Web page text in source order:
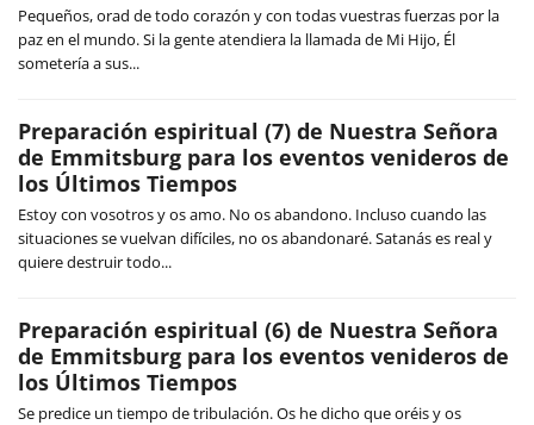
Pequeños, orad de todo corazón y con todas vuestras fuerzas por la
paz en el mundo. Si la gente atendiera la llamada de Mi Hijo, Él
sometería a sus...
Preparación espiritual (7) de Nuestra Señora
de Emmitsburg para los eventos venideros de
los Últimos Tiempos
Estoy con vosotros y os amo. No os abandono. Incluso cuando las
situaciones se vuelvan difíciles, no os abandonaré. Satanás es real y
quiere destruir todo...
Preparación espiritual (6) de Nuestra Señora
de Emmitsburg para los eventos venideros de
los Últimos Tiempos
Se predice un tiempo de tribulación. Os he dicho que oréis y os